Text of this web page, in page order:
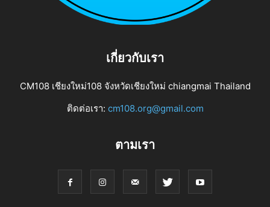
เกี่ยวกับเรา
CM108 เชียงใหม่108 จังหวัดเชียงใหม่ chiangmai Thailand
ติดต่อเรา: cm108.org@gmail.com
ตามเรา